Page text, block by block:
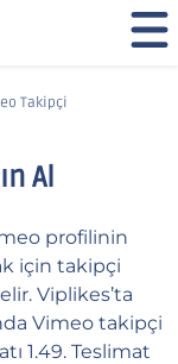
Takipçi
Al
profilinin
için takipçi
Viplikes’ta
Vimeo takipçi
1.49. Teslimat